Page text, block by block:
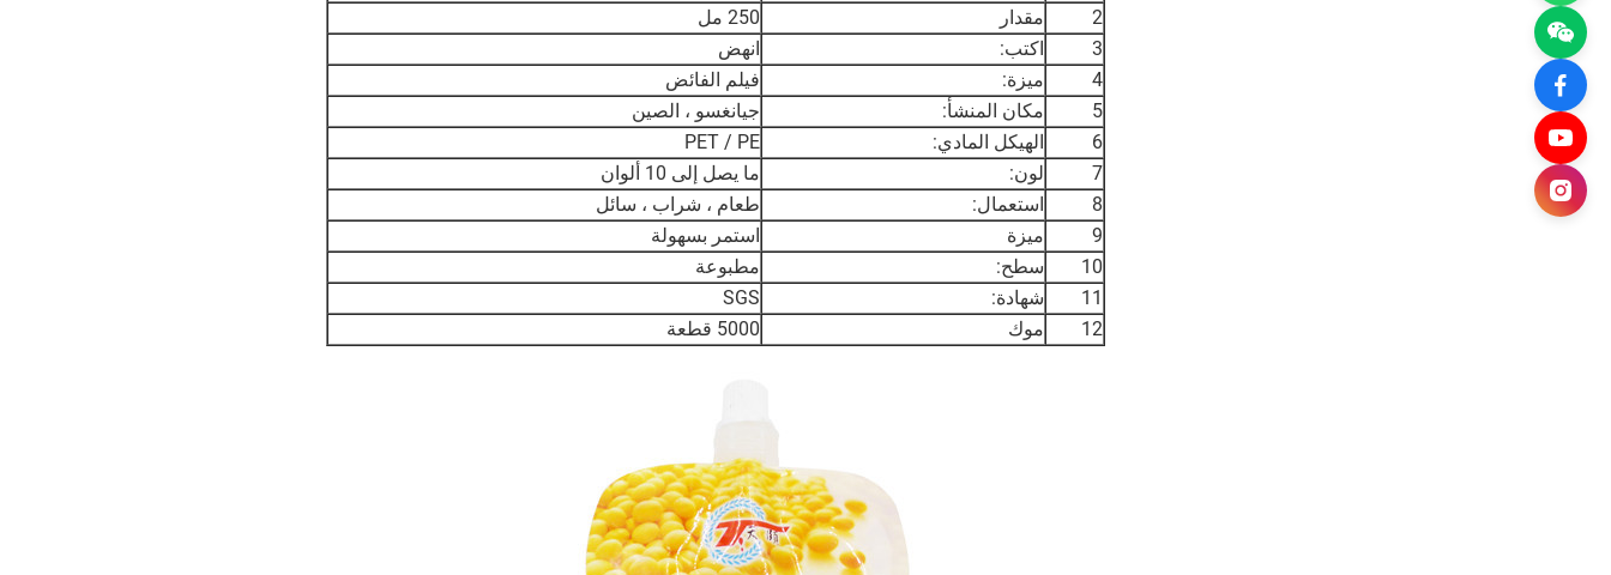
2
مقدار
250 مل
3
اكتب:
انهض
4
ميزة:
فيلم الفائض
5
مكان المنشأ:
جيانغسو ، الصين
6
الهيكل المادي:
PET / PE
7
لون:
ما يصل إلى 10 ألوان
8
استعمال:
طعام ، شراب ، سائل
9
ميزة
استمر بسهولة
10
سطح:
مطبوعة
11
شهادة:
SGS
12
موك 5000 قطعة